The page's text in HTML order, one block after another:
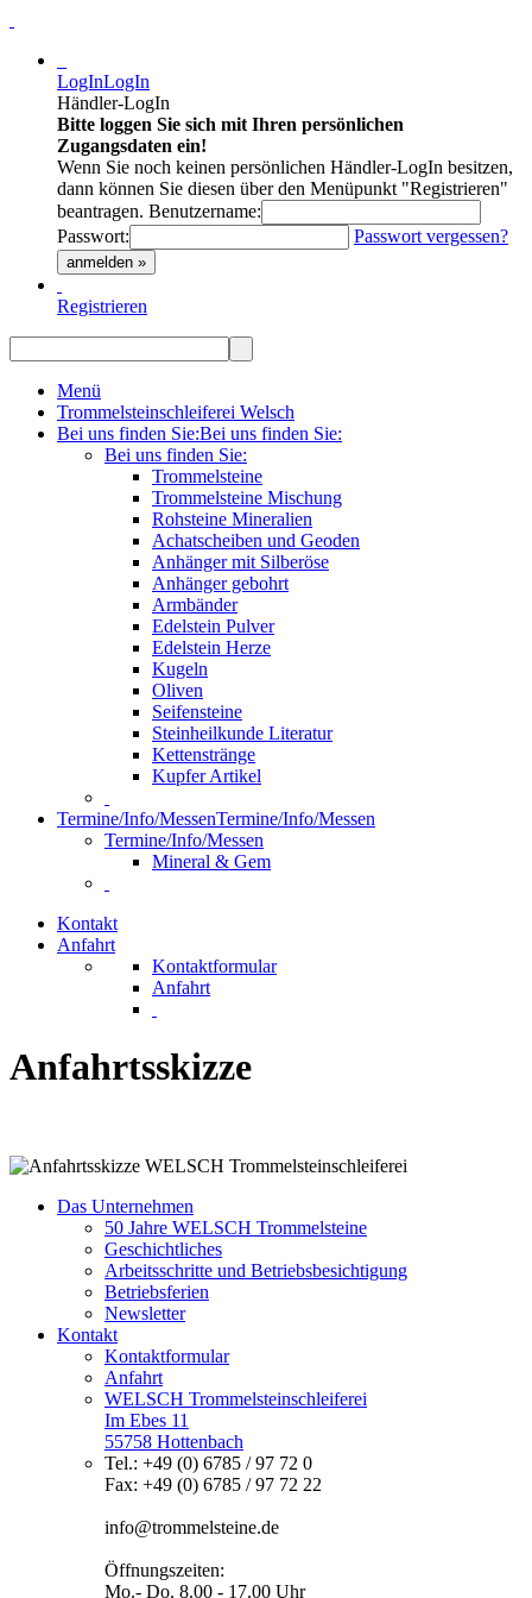
LogInLogIn
Händler-LogIn
Bitte loggen Sie sich mit Ihren persönlichen
Zugangsdaten ein!
Wenn Sie noch keinen persönlichen Händler-LogIn besitzen,
dann können Sie diesen über den Menüpunkt "Registrieren"
beantragen. Benutzername:
Passwort:
Passwort vergessen?
anmelden »
Registrieren
Menü
Trommelsteinschleiferei Welsch
Bei uns finden Sie:Bei uns finden Sie:
Bei uns finden Sie:
Trommelsteine
Trommelsteine Mischung
Rohsteine Mineralien
Achatscheiben und Geoden
Anhänger mit Silberöse
Anhänger gebohrt
Armbänder
Edelstein Pulver
Edelstein Herze
Kugeln
Oliven
Seifensteine
Steinheilkunde Literatur
Kettenstränge
Kupfer Artikel
Termine/Info/MessenTermine/Info/Messen
Termine/Info/Messen
Mineral & Gem
Kontakt
Anfahrt
Kontaktformular
Anfahrt
Anfahrtsskizze
Das Unternehmen
50 Jahre WELSCH Trommelsteine
Geschichtliches
Arbeitsschritte und Betriebsbesichtigung
Betriebsferien
Newsletter
Kontakt
Kontaktformular
Anfahrt
WELSCH Trommelsteinschleiferei
Im Ebes 11
55758 Hottenbach
Tel.: +49 (0) 6785 / 97 72 0
Fax: +49 (0) 6785 / 97 72 22
info@trommelsteine.de
Öffnungszeiten:
Mo.- Do. 8.00 - 17.00 Uhr